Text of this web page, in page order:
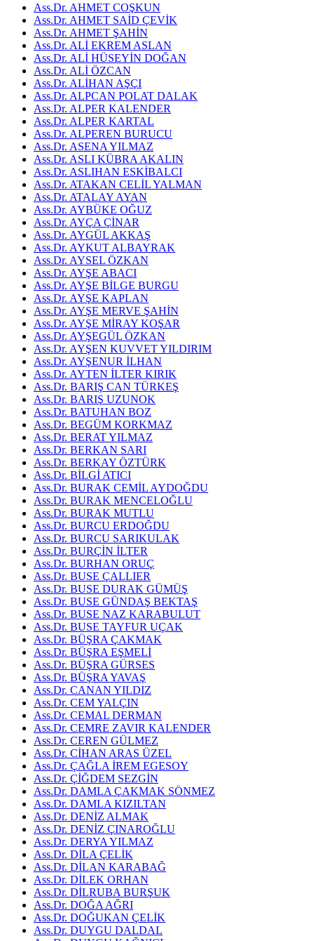
Ass.Dr. AHMET COŞKUN
Ass.Dr. AHMET SAİD ÇEVİK
Ass.Dr. AHMET ŞAHİN
Ass.Dr. ALİ EKREM ASLAN
Ass.Dr. ALİ HÜSEYİN DOĞAN
Ass.Dr. ALİ ÖZCAN
Ass.Dr. ALİHAN AŞÇI
Ass.Dr. ALPCAN POLAT DALAK
Ass.Dr. ALPER KALENDER
Ass.Dr. ALPER KARTAL
Ass.Dr. ALPEREN BURUCU
Ass.Dr. ASENA YILMAZ
Ass.Dr. ASLI KÜBRA AKALIN
Ass.Dr. ASLIHAN ESKİBALCI
Ass.Dr. ATAKAN CELİL YALMAN
Ass.Dr. ATALAY AYAN
Ass.Dr. AYBÜKE OĞUZ
Ass.Dr. AYÇA ÇİNAR
Ass.Dr. AYGÜL AKKAŞ
Ass.Dr. AYKUT ALBAYRAK
Ass.Dr. AYSEL ÖZKAN
Ass.Dr. AYŞE ABACI
Ass.Dr. AYŞE BİLGE BURGU
Ass.Dr. AYŞE KAPLAN
Ass.Dr. AYŞE MERVE ŞAHİN
Ass.Dr. AYŞE MİRAY KOŞAR
Ass.Dr. AYŞEGÜL ÖZKAN
Ass.Dr. AYŞEN KUVVET YILDIRIM
Ass.Dr. AYŞENUR İLHAN
Ass.Dr. AYTEN İLTER KIRIK
Ass.Dr. BARIŞ CAN TÜRKEŞ
Ass.Dr. BARIŞ UZUNOK
Ass.Dr. BATUHAN BOZ
Ass.Dr. BEGÜM KORKMAZ
Ass.Dr. BERAT YILMAZ
Ass.Dr. BERKAN SARI
Ass.Dr. BERKAY ÖZTÜRK
Ass.Dr. BİLGİ ATICI
Ass.Dr. BURAK CEMİL AYDOĞDU
Ass.Dr. BURAK MENCELOĞLU
Ass.Dr. BURAK MUTLU
Ass.Dr. BURCU ERDOĞDU
Ass.Dr. BURCU SARIKULAK
Ass.Dr. BURÇİN İLTER
Ass.Dr. BURHAN ORUÇ
Ass.Dr. BUSE ÇALLIER
Ass.Dr. BUSE DURAK GÜMÜŞ
Ass.Dr. BUSE GÜNDAŞ BEKTAŞ
Ass.Dr. BUSE NAZ KARABULUT
Ass.Dr. BUSE TAYFUR UÇAK
Ass.Dr. BÜŞRA ÇAKMAK
Ass.Dr. BÜŞRA EŞMELİ
Ass.Dr. BÜŞRA GÜRSES
Ass.Dr. BÜŞRA YAVAŞ
Ass.Dr. CANAN YILDIZ
Ass.Dr. CEM YALÇIN
Ass.Dr. CEMAL DERMAN
Ass.Dr. CEMRE ZAVIR KALENDER
Ass.Dr. CEREN GÜLMEZ
Ass.Dr. CİHAN ARAS ÜZEL
Ass.Dr. ÇAĞLA İREM EGESOY
Ass.Dr. ÇİĞDEM SEZGİN
Ass.Dr. DAMLA ÇAKMAK SÖNMEZ
Ass.Dr. DAMLA KIZILTAN
Ass.Dr. DENİZ ALMAK
Ass.Dr. DENİZ ÇINAROĞLU
Ass.Dr. DERYA YILMAZ
Ass.Dr. DİLA ÇELİK
Ass.Dr. DİLAN KARABAĞ
Ass.Dr. DİLEK ORHAN
Ass.Dr. DİLRUBA BURŞUK
Ass.Dr. DOĞA AĞRI
Ass.Dr. DOĞUKAN ÇELİK
Ass.Dr. DUYGU DALDAL